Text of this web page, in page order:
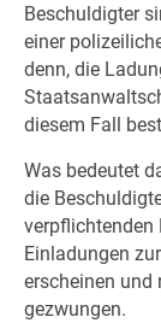
Beschuldigter
einer
denn, die
diesem Fall
Was bedeutet
die
verpflichtenden
Einladungen
erscheinen und
gezwungen.